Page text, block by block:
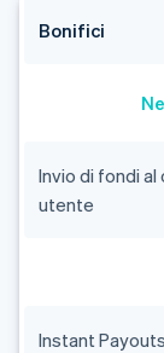
Bonifici
Invio di fondi
utente
Instant Payouts